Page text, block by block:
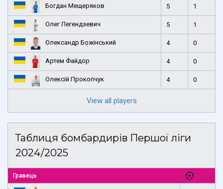
Богдан Мещеряков 5 1
Олег Легендзевич 5 1
Олександр Божінський 4 0
Артем Файдор 4 0
Олексій Прокопчук 4 0
View all players
Таблиця бомбардирів Першої ліги
2024/2025
Гравець